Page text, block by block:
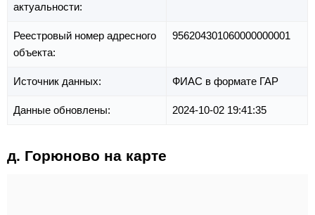
актуальности:
Реестровый номер адресного
объекта:
956204301060000000001
Источник данных: ФИАС в формате ГАР
Данные обновлены: 2024-10-02 19:41:35
д. Горюново на карте